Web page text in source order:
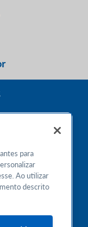
para
Ao utilizar
descrito